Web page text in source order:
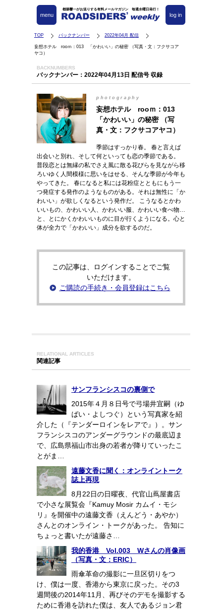
都築響一がお送りする有料メールマガジン 毎週水曜日発行！
log in
menu
TOP バックナンバー 2022年04月 配信
妄想ホテル rooｍ：013 「かわいい」の秘密 （写真・文：フクサコア
ヤコ）
BACKNUMBERS
バックナンバー：2022年04月13日 配信号 収録
photography
妄想ホテル rooｍ：013
「かわいい」の秘密 （写
真・文：フクサコアヤコ）
季節はすっかり春。 春と言えば
出会いと別れ、そして何といっても恋の季節である。
普段恋とは無縁の私でさえ風に散る花びらを見ながら移
ろいゆく人間模様に思いをはせる、そんな季節が今年も
やってきた。 春になると私には花粉症とともにもう一
つ発症する発作のようなものがある。それは無性に「か
わいい」が欲しくなるという発作だ。 こうなるとかわ
いいもの、かわいい人、かわいい服、かわいい食べ物…
と、とにかくかわいいものに目が行くようになる。心と
体が全力で「かわいい」成分を欲するのだ。
この記事は、ログインすることでご覧
いただけます。
ご購読の手続き・会員登録はこちら
RELATIONAL ARTICLES
関連記事
サンフランシスコの裏側で
2015年４月８日号で弓場井宜嗣（ゆ
ばい・よしつぐ）という写真家を紹
介した（『テンダーロインをレアで』）。サン
フランシスコのアンダーグラウンドの最底辺ま
で、広島県福山市出身の若者が降りていったこ
とがま…
遠藤文香に聞く：オンライントーク
誌上再現
8月22日の日曜夜、代官山蔦屋書店
で小さな展覧会『Kamuy Mosir カムイ・モシ
リ』を開催中の遠藤文香（えんどう・あやか）
さんとのオンライン・トークがあった。 告知に
ちょっと書いたが遠藤さ…
我的香港 Vol.003 Wさんの肖像画
（写真・文：ERIC）
雨傘革命の撮影に一旦区切りをつ
け、僕は一度、香港から東京に戻った。その3
週間後の2014年11月、再びそのデモを撮影する
ために香港を訪れた僕は、友人であるジョン君